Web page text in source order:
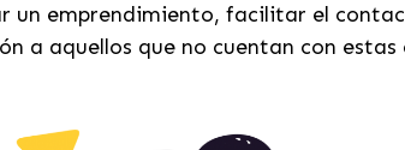
un emprendimiento, facilitar el
a aquellos que no cuentan con